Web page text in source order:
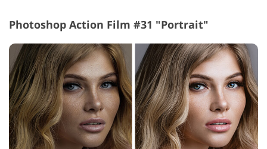
Photoshop Action Film #31 "Portrait"